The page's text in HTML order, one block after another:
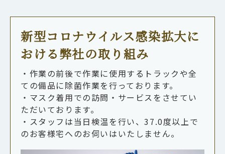
新型コロナウイルス感染拡大に
おける弊社の取り組み
・作業の前後で作業に使用するトラックや全
ての備品に除菌作業を行っております。
・マスク着用での訪問・サービスをさせてい
ただいております。
・スタッフは当日検温を行い、37.0度以上で
のお客様宅へのお伺いはいたしません。